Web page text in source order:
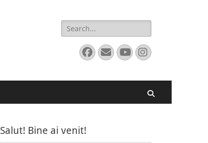
Search
for:
Facebook
EmailYouTube
Instagram
Salut! Bine ai venit!